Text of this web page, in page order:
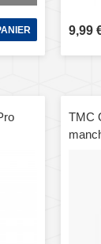
9,99
TMC